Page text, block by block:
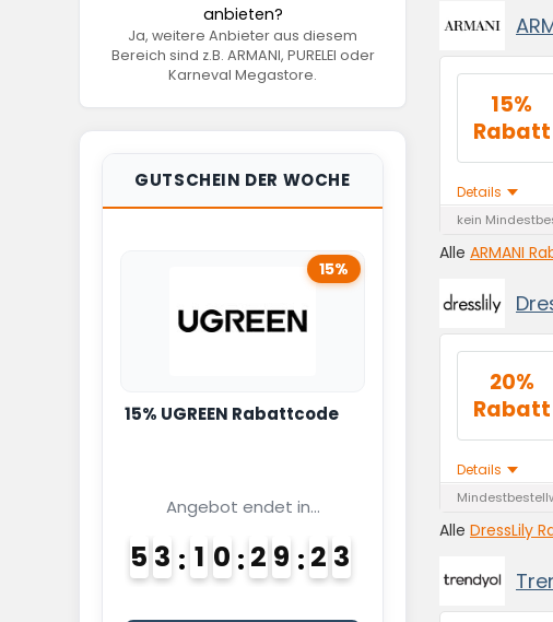
15%
Rabatt
Details
kein
Alle ARMANI
20%
Rabatt
Details
Alle DressLily
anbieten?
Ja, weitere Anbieter aus diesem
Bereich sind z.B. ARMANI, PURELEI oder
Karneval Megastore.
GUTSCHEIN DER WOCHE
15%
15% UGREEN Rabattcode
Angebot endet in...
5 3 1 0 2 9 2 2
3